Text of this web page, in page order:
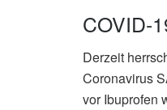
COVID-
Derzeit
Coronavirus
vor Ibuprofen